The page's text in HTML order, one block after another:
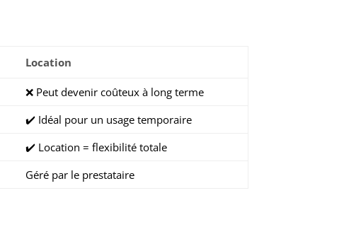
Location
❌ Peut devenir coûteux à long terme
✔️ Idéal pour un usage temporaire
✔️ Location = flexibilité totale
Géré par le prestataire